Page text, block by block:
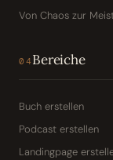
Von Chaos zur
04Bereiche
Buch erstellen
Podcast erstellen
Landingpage